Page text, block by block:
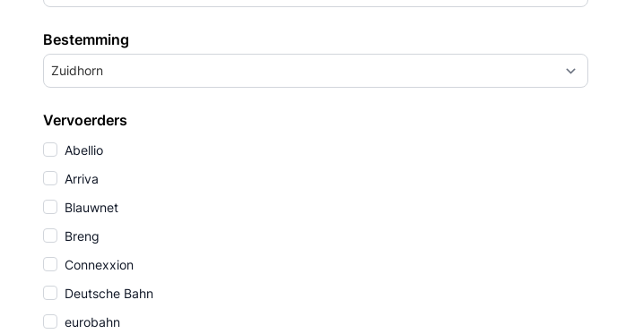
Bestemming
Zuidhorn
Vervoerders
Abellio
Arriva
Blauwnet
Breng
Connexxion
Deutsche Bahn
eurobahn